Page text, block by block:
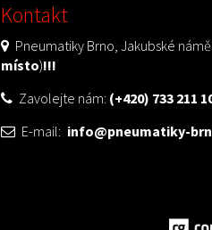
Kontakt
Pneumatiky Brno, Jakubské
místo)!!!
Zavolejte nám: (+420) 733 211
E-mail: info@pneumatiky-